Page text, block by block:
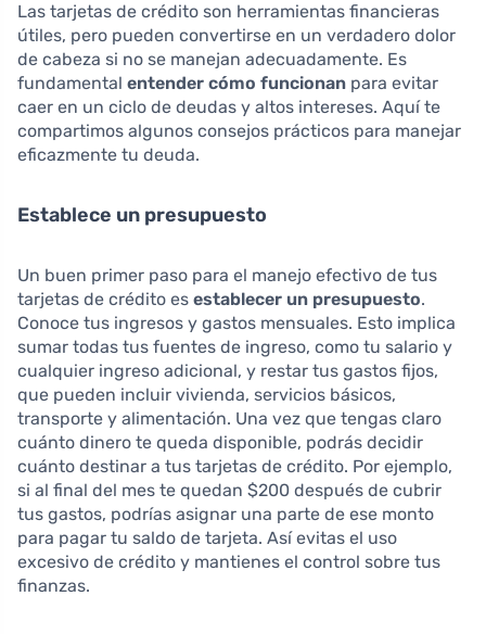
Las tarjetas de crédito son herramientas financieras
útiles, pero pueden convertirse en un verdadero dolor
de cabeza si no se manejan adecuadamente. Es
fundamental entender cómo funcionan para evitar
caer en un ciclo de deudas y altos intereses. Aquí te
compartimos algunos consejos prácticos para manejar
eficazmente tu deuda.
Establece un presupuesto
Un buen primer paso para el manejo efectivo de tus
tarjetas de crédito es establecer un presupuesto.
Conoce tus ingresos y gastos mensuales. Esto implica
sumar todas tus fuentes de ingreso, como tu salario y
cualquier ingreso adicional, y restar tus gastos fijos,
que pueden incluir vivienda, servicios básicos,
transporte y alimentación. Una vez que tengas claro
cuánto dinero te queda disponible, podrás decidir
cuánto destinar a tus tarjetas de crédito. Por ejemplo,
si al final del mes te quedan $200 después de cubrir
tus gastos, podrías asignar una parte de ese monto
para pagar tu saldo de tarjeta. Así evitas el uso
excesivo de crédito y mantienes el control sobre tus
finanzas.